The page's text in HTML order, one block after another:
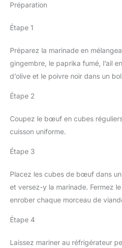
Préparation
Étape 1
Préparez la marinade en
gingembre, le paprika fumé, l’ail
d’olive et le poivre noir dans un
Étape 2
Coupez le bœuf en cubes
cuisson uniforme.
Étape 3
Placez les cubes de bœuf dans
et versez-y la marinade. Fermez
enrober chaque morceau de
Étape 4
Laissez mariner au réfrigérateur